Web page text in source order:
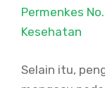
Permenkes
Kesehatan
Selain itu,